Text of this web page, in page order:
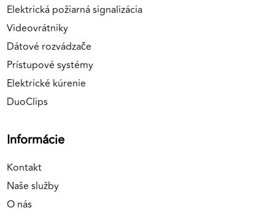
Elektrická požiarná signalizácia
Videovrátniky
Dátové rozvádzače
Prístupové systémy
Elektrické kúrenie
DuoClips
Informácie
Kontakt
Naše služby
O nás